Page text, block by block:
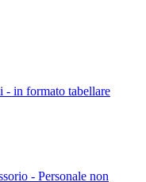
- in formato tabellare
- Personale non